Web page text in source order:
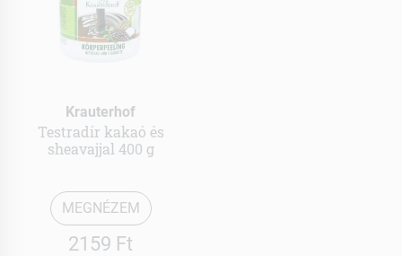
Krauterhof
Testradír kakaó és
sheavajjal 400 g
MEGNÉZEM
2159 Ft